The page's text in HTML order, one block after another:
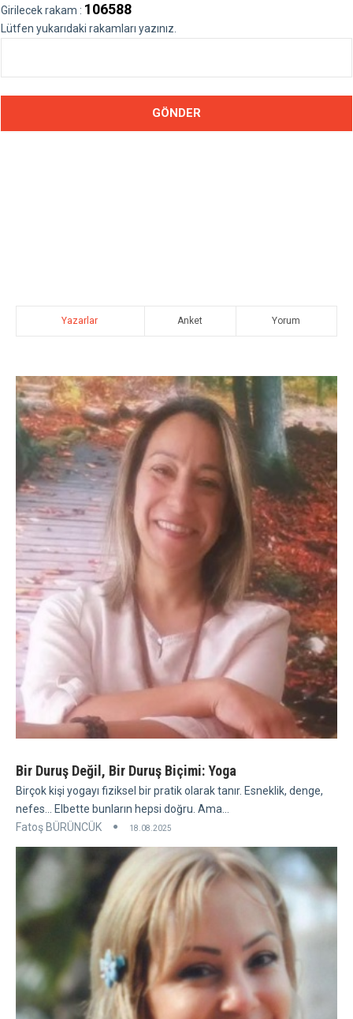
Girilecek rakam : 106588
Lütfen yukarıdaki rakamları yazınız.
Yazarlar Anket Yorum
Bir Duruş Değil, Bir Duruş Biçimi: Yoga
Birçok kişi yogayı fiziksel bir pratik olarak tanır. Esneklik, denge,
nefes... Elbette bunların hepsi doğru. Ama...
Fatoş BÜRÜNCÜK
18.08.2025